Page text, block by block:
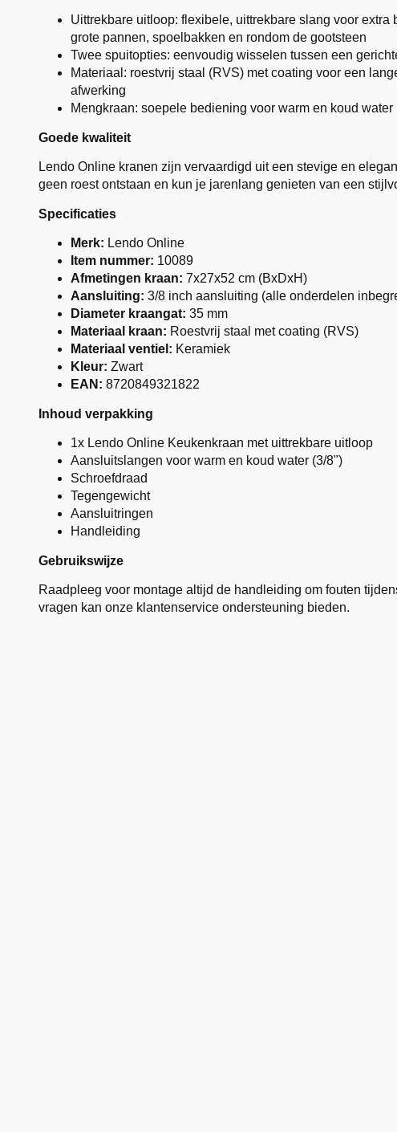
Uittrekbare uitloop: flexibele, uittrekbare slang voor
grote pannen, spoelbakken en rondom de gootsteen
Twee spuitopties: eenvoudig wisselen tussen een
Materiaal: roestvrij staal (RVS) met coating voor een
afwerking
Mengkraan: soepele bediening voor warm en koud water
Goede kwaliteit
Lendo Online kranen zijn vervaardigd uit een stevige en
geen roest ontstaan en kun je jarenlang genieten van een
Specificaties
Merk: Lendo Online
Item nummer: 10089
Afmetingen kraan: 7x27x52 cm (BxDxH)
Aansluiting: 3/8 inch aansluiting (alle onderdelen
Diameter kraangat: 35 mm
Materiaal kraan: Roestvrij staal met coating (RVS)
Materiaal ventiel: Keramiek
Kleur: Zwart
EAN: 8720849321822
Inhoud verpakking
1x Lendo Online Keukenkraan met uittrekbare uitloop
Aansluitslangen voor warm en koud water (3/8")
Schroefdraad
Tegengewicht
Aansluitringen
Handleiding
Gebruikswijze
Raadpleeg voor montage altijd de handleiding om fouten
vragen kan onze klantenservice ondersteuning bieden.